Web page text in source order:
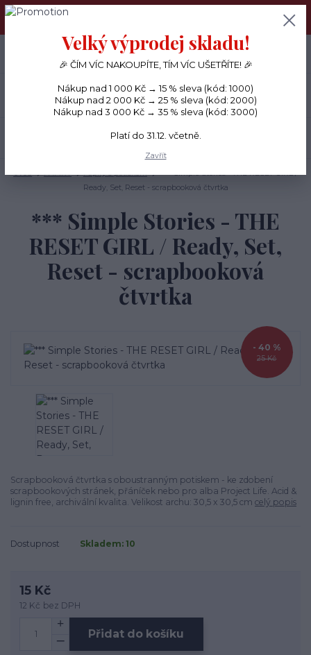
PŘÁNÍČKA a PAPÍROVÉ DÁRKY odesílám každý den, KREATIVNÍ
Menu
CZK
+420 734 380 930
(Po-Ne, 8-20 hod.)
Ready, Set, Reset - scrapbooková čtvrtka
*** Simple Stories - THE
RESET GIRL / Ready, Set,
Reset - scrapbooková
čtvrtka
25 Kč
- 40 %
Scrapbooková čtvrtka s oboustranným potiskem - ke zdobení
scrapbookových stránek, přáníček nebo pro alba Project Life. Acid &
lignin free, archivální kvalita. Velikost archu: 30,5 x 30,5 cm celý popis
Dostupnost Skladem: 10
15 Kč
12 Kč bez DPH
Přidat do košíku
Velký výprodej skladu!
🎉 ČÍM VÍC NAKOUPÍTE, TÍM VÍC UŠETŘÍTE! 🎉
Nákup nad 1 000 Kč → 15 % sleva (kód: 1000)
Nákup nad 2 000 Kč → 25 % sleva (kód: 2000)
Nákup nad 3 000 Kč → 35 % sleva (kód: 3000)
Platí do 31.12. včetně.
Zavřít